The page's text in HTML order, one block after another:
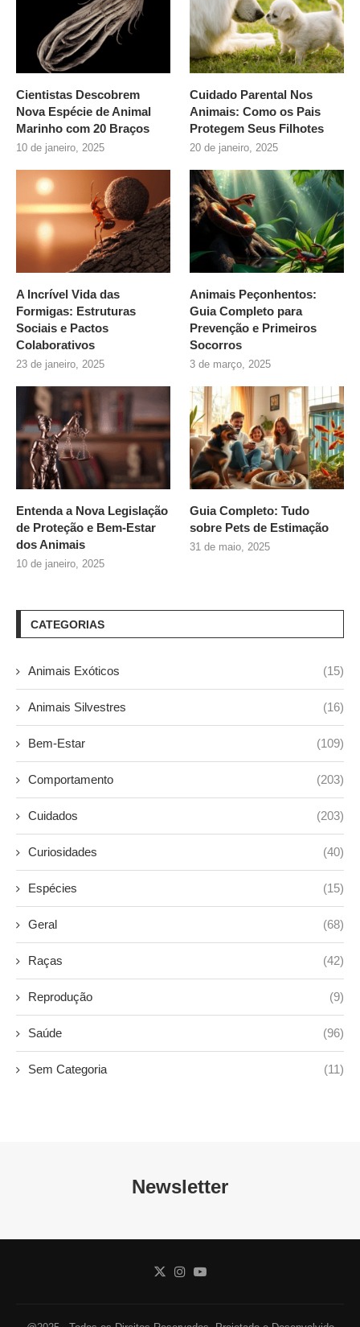
Cientistas Descobrem
Nova Espécie de Animal
Marinho com 20 Braços
10 de janeiro, 2025
Cuidado Parental Nos
Animais: Como os Pais
Protegem Seus Filhotes
20 de janeiro, 2025
A Incrível Vida das
Formigas: Estruturas
Sociais e Pactos
Colaborativos
23 de janeiro, 2025
Animais Peçonhentos:
Guia Completo para
Prevenção e Primeiros
Socorros
3 de março, 2025
Entenda a Nova Legislação
de Proteção e Bem-Estar
dos Animais
10 de janeiro, 2025
Guia Completo: Tudo
sobre Pets de Estimação
31 de maio, 2025
CATEGORIAS
Animais Exóticos (15)
Animais Silvestres (16)
Bem-Estar (109)
Comportamento (203)
Cuidados (203)
Curiosidades (40)
Espécies (15)
Geral (68)
Raças (42)
Reprodução (9)
Saúde (96)
Sem Categoria (11)
Newsletter